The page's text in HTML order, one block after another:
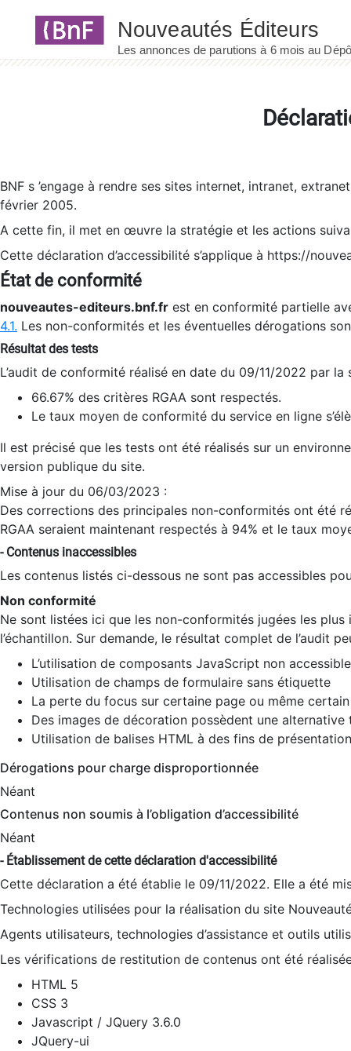
BNF s ’engage à rendre ses sites internet, intranet,
février 2005.
A cette fin, il met en œuvre la stratégie et les actions
Cette déclaration d’accessibilité s’applique à https://
État de conformité
nouveautes-editeurs.bnf.fr est en conformité partielle
4.1. Les non-conformités et les éventuelles dérogations
Résultat des tests
L’audit de conformité réalisé en date du 09/11/2022 par
66.67% des critères RGAA sont respectés.
Le taux moyen de conformité du service en ligne
Il est précisé que les tests ont été réalisés sur un
version publique du site.
Mise à jour du 06/03/2023 :
Des corrections des principales non-conformités ont été
RGAA seraient maintenant respectés à 94% et le taux
- Contenus inaccessibles
Les contenus listés ci-dessous ne sont pas accessibles
Non conformité
Ne sont listées ici que les non-conformités jugées les
l’échantillon. Sur demande, le résultat complet de l’audit
L’utilisation de composants JavaScript non
Utilisation de champs de formulaire sans étiquette
La perte du focus sur certaine page ou même
Des images de décoration possèdent une alternative
Utilisation de balises HTML à des fins de
Dérogations pour charge disproportionnée
Néant
Contenus non soumis à l’obligation d’accessibilité
Néant
- Établissement de cette déclaration d'accessibilité
Cette déclaration a été établie le 09/11/2022. Elle a été
Technologies utilisées pour la réalisation du site
Agents utilisateurs, technologies d’assistance et outils
Les vérifications de restitution de contenus ont été
HTML 5
CSS 3
Javascript / JQuery 3.6.0
JQuery-ui